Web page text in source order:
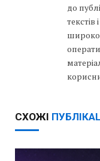
до
СХОЖІ